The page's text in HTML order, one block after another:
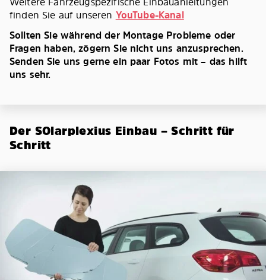
finden Sie auf unseren YouTube-Kanal
Sollten Sie während der Montage Probleme oder
Fragen haben, zögern Sie nicht uns anzusprechen.
Senden Sie uns gerne ein paar Fotos mit – das hilft
uns sehr.
Der SOlarplexius Einbau – Schritt für
Schritt